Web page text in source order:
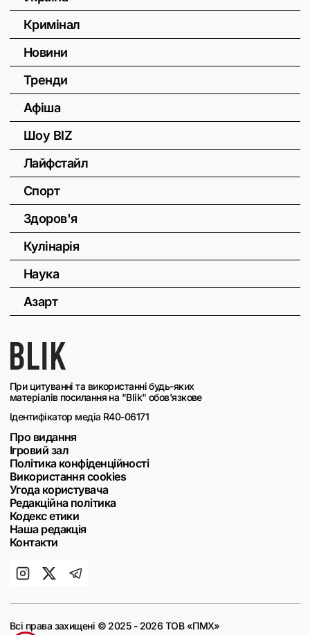
При цитуванні та використанні будь-яких
матеріалів посилання на "Blik" обов'язкове
Ідентифікатор медіа R40-06171
Про видання
Ігровий зал
Політика конфіденційності
Використання cookies
Угода користувача
Редакційна політика
Кодекс етики
Наша редакція
Контакти
Кримінал
Новини
Тренди
Афіша
Шоу BIZ
Лайфстайл
Спорт
Здоров'я
Кулінарія
Наука
Азарт
Всі права захищені © 2025 - 2026 ТОВ «ПМХ»